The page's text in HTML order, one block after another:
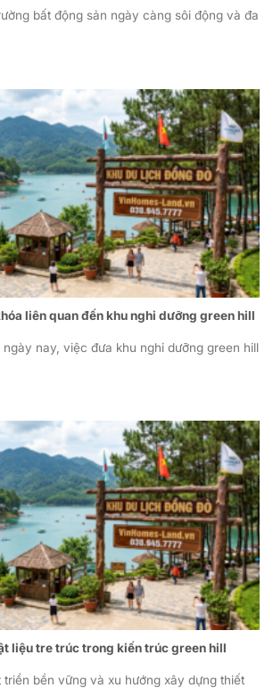
bất động sản ngày càng sôi động và đa
liên quan đến khu nghỉ dưỡng green hill
nay, việc đưa khu nghỉ dưỡng green hill
liệu tre trúc trong kiến trúc green hill
triển bền vững và xu hướng xây dựng thiết